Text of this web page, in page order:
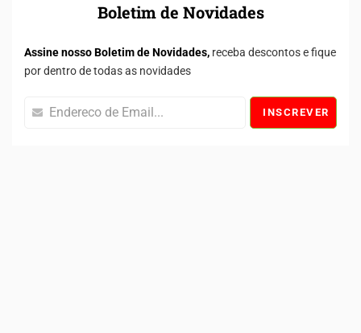
Boletim de Novidades
Assine nosso Boletim de Novidades, receba descontos e fique
por dentro de todas as novidades
INSCREVER